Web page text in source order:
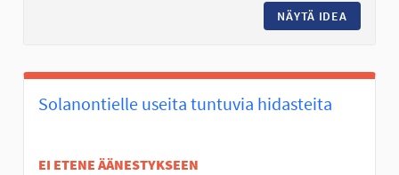
NÄYTÄ IDEA
Solanontielle useita tuntuvia hidasteita
EI ETENE ÄÄNESTYKSEEN